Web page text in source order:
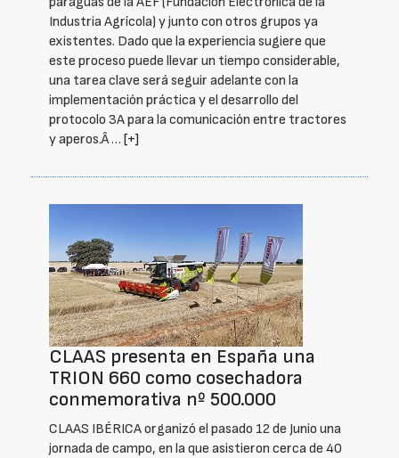
Industria Agrícola) y junto con otros grupos ya
existentes. Dado que la experiencia sugiere que
este proceso puede llevar un tiempo considerable,
una tarea clave será seguir adelante con la
implementación práctica y el desarrollo del
protocolo 3A para la comunicación entre tractores
y aperos.Â … [+]
CLAAS presenta en España una
TRION 660 como cosechadora
conmemorativa nº 500.000
CLAAS IBÉRICA organizó el pasado 12 de Junio una
jornada de campo, en la que asistieron cerca de 40